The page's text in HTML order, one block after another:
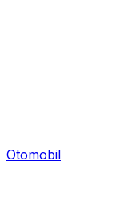
Otomobil